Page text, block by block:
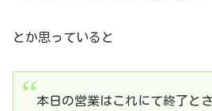
とか思っていると
本日の営業はこれにて終了と